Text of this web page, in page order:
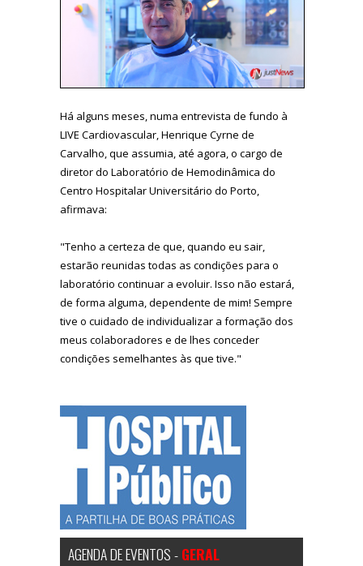
Há alguns meses, numa entrevista de fundo à
LIVE Cardiovascular, Henrique Cyrne de
Carvalho, que assumia, até agora, o cargo de
diretor do Laboratório de Hemodinâmica do
Centro Hospitalar Universitário do Porto,
afirmava:
"Tenho a certeza de que, quando eu sair,
estarão reunidas todas as condições para o
laboratório continuar a evoluir. Isso não estará,
de forma alguma, dependente de mim! Sempre
tive o cuidado de individualizar a formação dos
meus colaboradores e de lhes conceder
condições semelhantes às que tive."
AGENDA DE EVENTOS -GERAL